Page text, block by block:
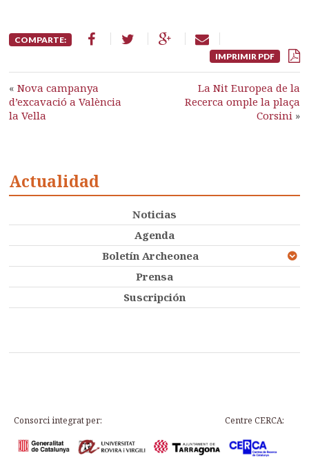
COMPARTE:
IMPRIMIR PDF
«Nova campanya
d’excavació a València
la Vella
La Nit Europea de la
Recerca omple la plaça
Corsini »
Actualidad
Noticias
Agenda
Boletín Archeonea
Prensa
Suscripción
Consorci integrat per: Centre CERCA: